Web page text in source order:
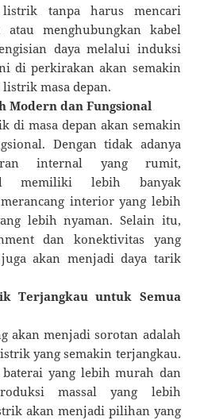
listrik tanpa harus mencari
atau menghubungkan kabel
daya melalui induksi
di perkirakan akan semakin
masa depan.
Modern dan Fungsional
di masa depan akan semakin
Dengan tidak adanya
internal yang rumit,
memiliki lebih banyak
interior yang lebih
lebih nyaman. Selain itu,
dan konektivitas yang
akan menjadi daya tarik
Terjangkau untuk Semua
akan menjadi sorotan adalah
yang semakin terjangkau.
yang lebih murah dan
massal yang lebih
akan menjadi pilihan yang